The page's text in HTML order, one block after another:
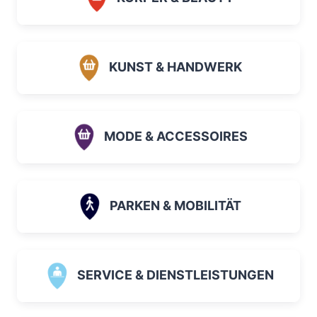
KUNST & HANDWERK
MODE & ACCESSOIRES
PARKEN & MOBILITÄT
SERVICE & DIENSTLEISTUNGEN